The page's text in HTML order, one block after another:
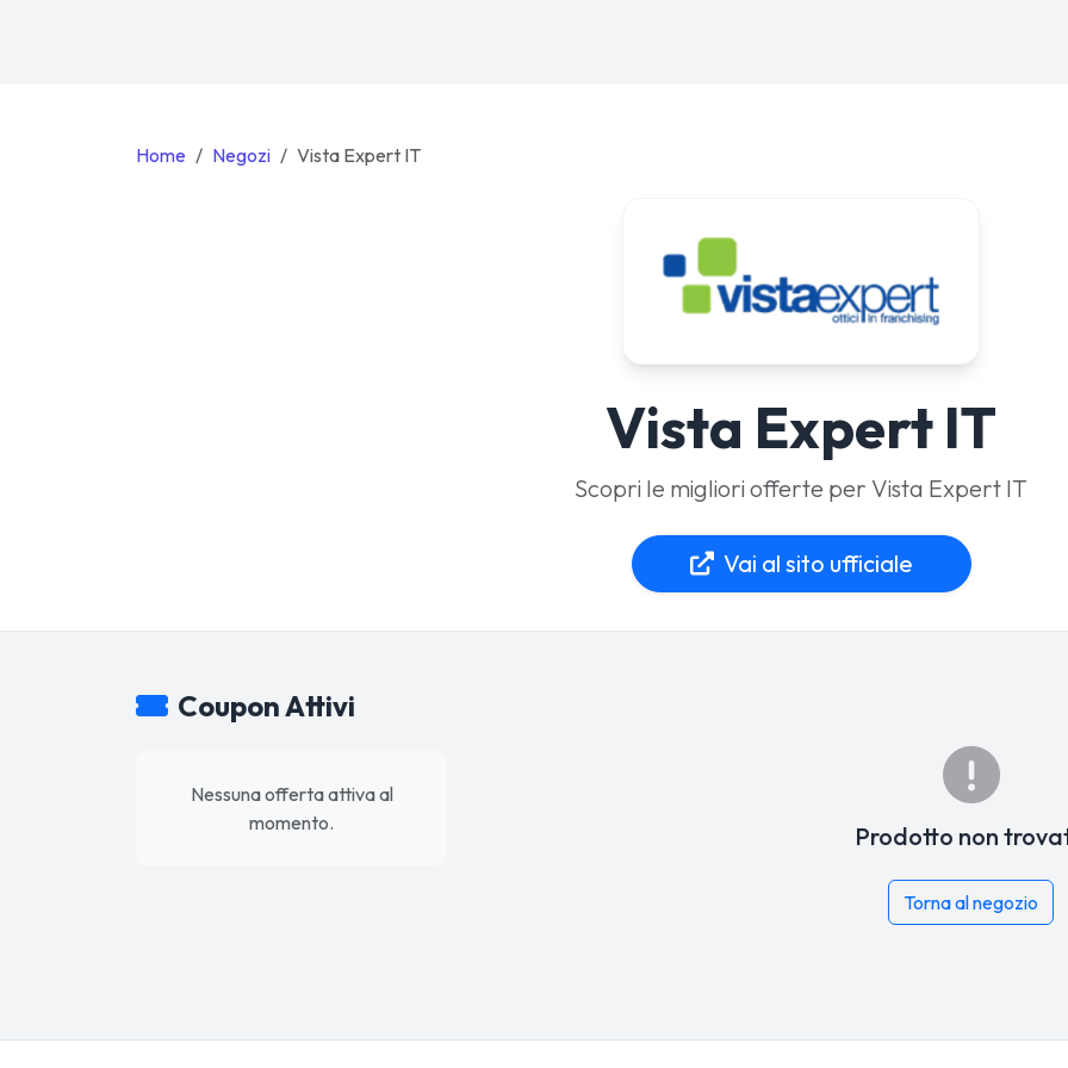
Home Negozi Vista Expert IT
Vista Expert IT
Scopri le migliori offerte per Vista Expert IT
Vai al sito ufficiale
Coupon Attivi
Nessuna offerta attiva al
momento.
Prodotto non
Torna al negozio